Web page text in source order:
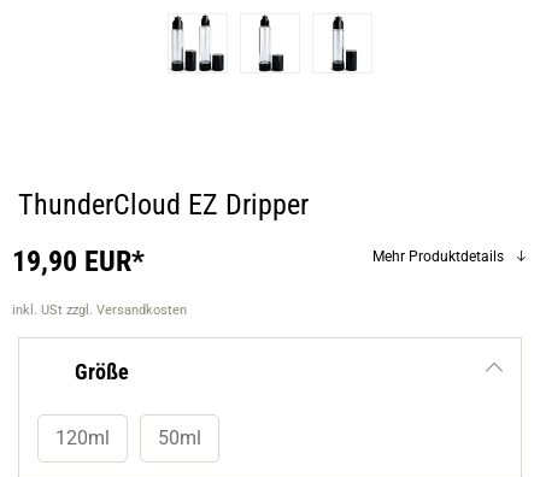
ThunderCloud EZ Dripper
19,90 EUR*
inkl. USt zzgl. Versandkosten
Mehr Produktdetails
Größe
120ml 50ml